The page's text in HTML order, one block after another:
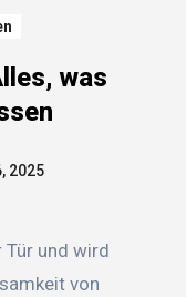
was
2025
von